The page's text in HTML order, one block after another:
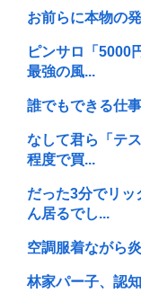
お前らに本物の
ピンサロ「5000
最強の風...
誰でもできる仕
なして君ら「テ
程度で買...
だった3分でリッ
ん居るでし...
空調服着ながら
林家パー子、認